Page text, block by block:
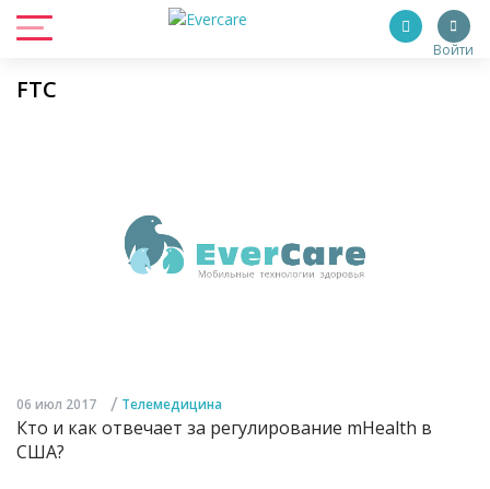
Войти
FTC
06 июл 2017 / Телемедицина
Кто и как отвечает за регулирование mHealth в
США?